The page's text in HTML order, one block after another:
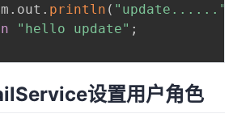
. out . println ( "update......"
"hello update" ;
设置用户角色